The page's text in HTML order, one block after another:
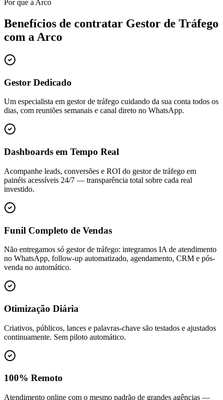
Por que a Arco
Benefícios de contratar Gestor de Tráfego
com a Arco
Gestor Dedicado
Um especialista em gestor de tráfego cuidando da sua conta todos os
dias, com reuniões semanais e canal direto no WhatsApp.
Dashboards em Tempo Real
Acompanhe leads, conversões e ROI do gestor de tráfego em
painéis acessíveis 24/7 — transparência total sobre cada real
investido.
Funil Completo de Vendas
Não entregamos só gestor de tráfego: integramos IA de atendimento
no WhatsApp, follow-up automatizado, agendamento, CRM e pós-
venda no automático.
Otimização Diária
Criativos, públicos, lances e palavras-chave são testados e ajustados
continuamente. Sem piloto automático.
100% Remoto
Atendimento online com o mesmo padrão de grandes agências —